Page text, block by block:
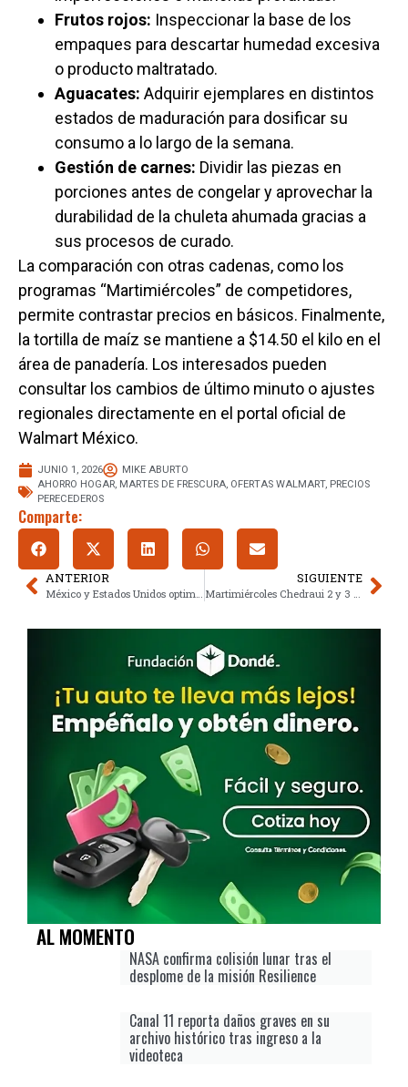
Frutos rojos: Inspeccionar la base de los
empaques para descartar humedad excesiva
o producto maltratado.
Aguacates: Adquirir ejemplares en distintos
estados de maduración para dosificar su
consumo a lo largo de la semana.
Gestión de carnes: Dividir las piezas en
porciones antes de congelar y aprovechar la
durabilidad de la chuleta ahumada gracias a
sus procesos de curado.
La comparación con otras cadenas, como los
programas “Martimiércoles” de competidores,
permite contrastar precios en básicos. Finalmente,
la tortilla de maíz se mantiene a $14.50 el kilo en el
área de panadería. Los interesados pueden
consultar los cambios de último minuto o ajustes
regionales directamente en el portal oficial de
Walmart México.
JUNIO 1, 2026
MIKE ABURTO
AHORRO HOGAR, MARTES DE FRESCURA, OFERTAS WALMART, PRECIOS
PERECEDEROS
Comparte:
ANTERIOR
México y Estados Unidos optimizan T-MEC: Avances clave en reglas y cadenas
SIGUIENTE
Martimiércoles Chedraui 2 y 3 de junio: Aprovechas las ofertas
AL MOMENTO
NASA confirma colisión lunar tras el
desplome de la misión Resilience
Canal 11 reporta daños graves en su
archivo histórico tras ingreso a la
videoteca